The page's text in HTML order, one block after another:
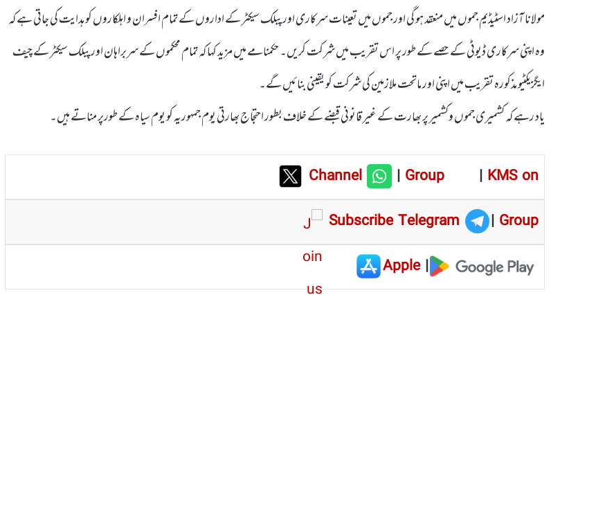
مولانا آزاد اسٹیڈیم جموں میں منعقد ہو گی اور جموں میں تعینات سرکاری اور پبلک سیکٹر کے اداروں کے تمام افسران و اہلکاروں کو ہدایت کی جاتی ہے کہ
وہ اپنی سرکاری ڈیوٹی کے حصے کے طور پر اس تقریب میں شرکت کریں۔ حکمنامے میں مزید کہا کہ تمام محکموں کے سربراہان اور پبلک سیکٹر کے چیف
ایگزیکٹیو مذکورہ تقریب میں اپنی اور ماتحت ملازمین کی شرکت کو یقینی بنائیں گے۔
یاد رہے کہ کشمیری جموں وکشمیر پر بھارت کے غیر قانونی قبضے کے خلاف بطور احتجاج بھارتی یوم جمہوریہ کو یوم سیاہ کے طورپر مناتے ہیں۔
Channel |Group | KMS on
Subscribe Telegram
| Group
|
Apple